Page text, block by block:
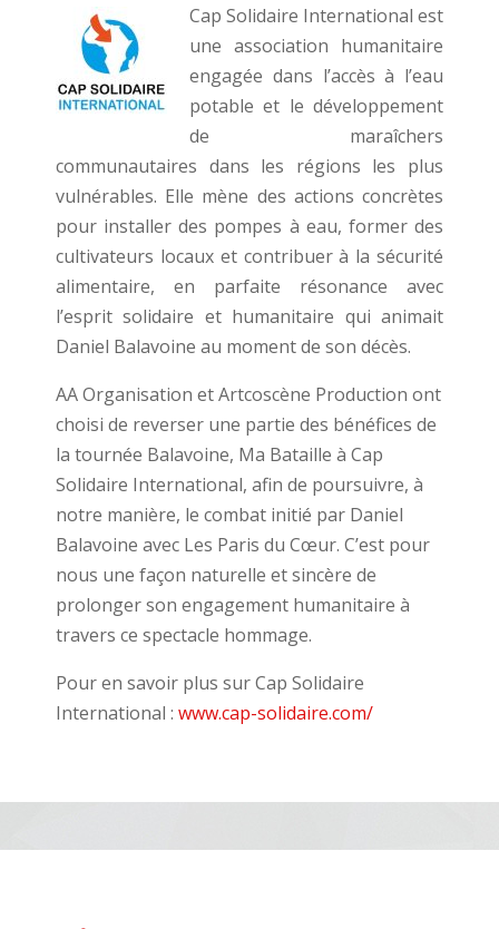
Cap Solidaire International est
une association humanitaire
engagée dans l’accès à l’eau
potable et le développement
de maraîchers
communautaires dans les régions les plus
vulnérables. Elle mène des actions concrètes
pour installer des pompes à eau, former des
cultivateurs locaux et contribuer à la sécurité
alimentaire, en parfaite résonance avec
l’esprit solidaire et humanitaire qui animait
Daniel Balavoine au moment de son décès.
AA Organisation et Artcoscène Production ont
choisi de reverser une partie des bénéfices de
la tournée Balavoine, Ma Bataille à Cap
Solidaire International, afin de poursuivre, à
notre manière, le combat initié par Daniel
Balavoine avec Les Paris du Cœur. C’est pour
nous une façon naturelle et sincère de
prolonger son engagement humanitaire à
travers ce spectacle hommage.
Pour en savoir plus sur Cap Solidaire
International : www.cap-solidaire.com/